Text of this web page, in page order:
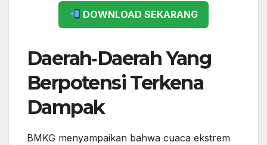
DOWNLOAD SEKARANG
Daerah‑Daerah Yang
Berpotensi Terkena
Dampak
BMKG menyampaikan bahwa cuaca ekstrem